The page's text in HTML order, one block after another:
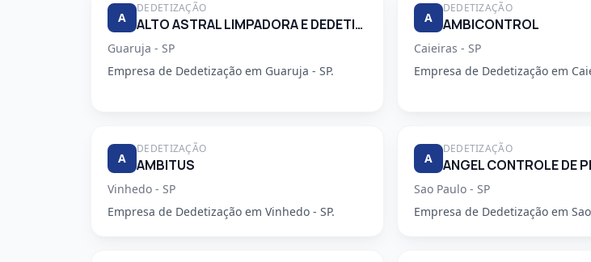
A
DEDETIZAÇÃO
ALTO ASTRAL LIMPADORA E DEDETIZADORA
Guaruja - SP
Empresa de Dedetização em Guaruja - SP.
A
DEDETIZAÇÃO
AMBICONTROL
Caieiras - SP
Empresa de Dedetização em
A
DEDETIZAÇÃO
AMBITUS
Vinhedo - SP
Empresa de Dedetização em Vinhedo - SP.
A
DEDETIZAÇÃO
ANGEL CONTROLE DE
Sao Paulo - SP
Empresa de Dedetização em Sao